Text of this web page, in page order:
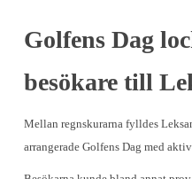
Golfens Dag
besökare till
Mellan regnskurarna fylldes
arrangerade Golfens Dag med